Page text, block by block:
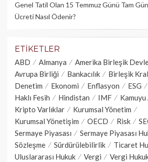
Genel Tatil Olan 15 Temmuz Günü Tam
Ücreti Nasıl Ödenir?
ETIKETLER
ABD Almanya Amerika Birleşik
Avrupa Birliği
Bankacılık Birleşik
Denetim
Ekonomi Enflasyon ESG
Haklı Fesih
Hindistan IMF
Kamuyu
Kripto Varlıklar
Kurumsal Yönetim
Kurumsal Yönetişim
OECD Risk
Sermaye Piyasası
Sermaye Piyasası
Sözleşme
Sürdürülebilirlik
Ticaret
Uluslararası Hukuk
Vergi
Vergi